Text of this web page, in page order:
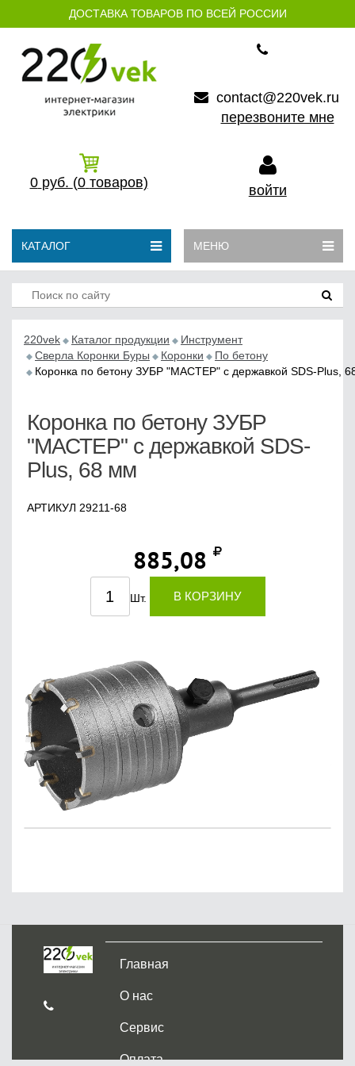
ДОСТАВКА ТОВАРОВ ПО ВСЕЙ РОССИИ
contact@220vek.ru
перезвоните мне
0 руб. (0 товаров) войти
КАТАЛОГ МЕНЮ
220vek Каталог продукции
Инструмент
Сверла Коронки Буры
Коронки
По бетону
Коронка по бетону ЗУБР "МАСТЕР" с державкой SDS-Plus,
Коронка по бетону ЗУБР
"МАСТЕР" с державкой SDS-
Plus, 68 мм
АРТИКУЛ 29211-68
885,08
Шт. В КОРЗИНУ
Главная
О нас
Сервис
Оплата